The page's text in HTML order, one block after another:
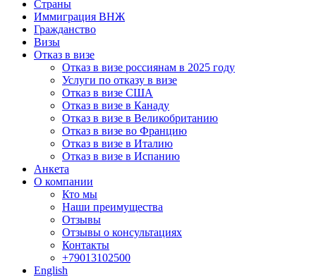
Страны
Иммиграция ВНЖ
Гражданство
Визы
Отказ в визе
Отказ в визе россиянам в 2025 году
Услуги по отказу в визе
Отказ в визе США
Отказ в визе в Канаду
Отказ в визе в Великобританию
Отказ в визе во Францию
Отказ в визе в Италию
Отказ в визе в Испанию
Анкета
О компании
Кто мы
Наши преимущества
Отзывы
Отзывы о консультациях
Контакты
+79013102500
English